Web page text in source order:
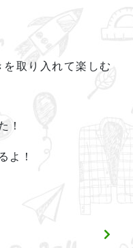
取り入れて楽しむ
！
よ！